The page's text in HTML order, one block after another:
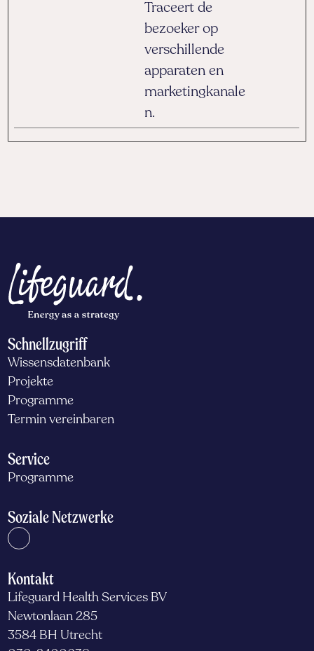
Traceert de
bezoeker op
verschillende
apparaten en
marketingkanale
n.
Schnellzugriff
Wissensdatenbank
Projekte
Programme
Termin vereinbaren
Service
Programme
Soziale Netzwerke
Kontakt
Lifeguard Health Services BV
Newtonlaan 285
3584 BH Utrecht